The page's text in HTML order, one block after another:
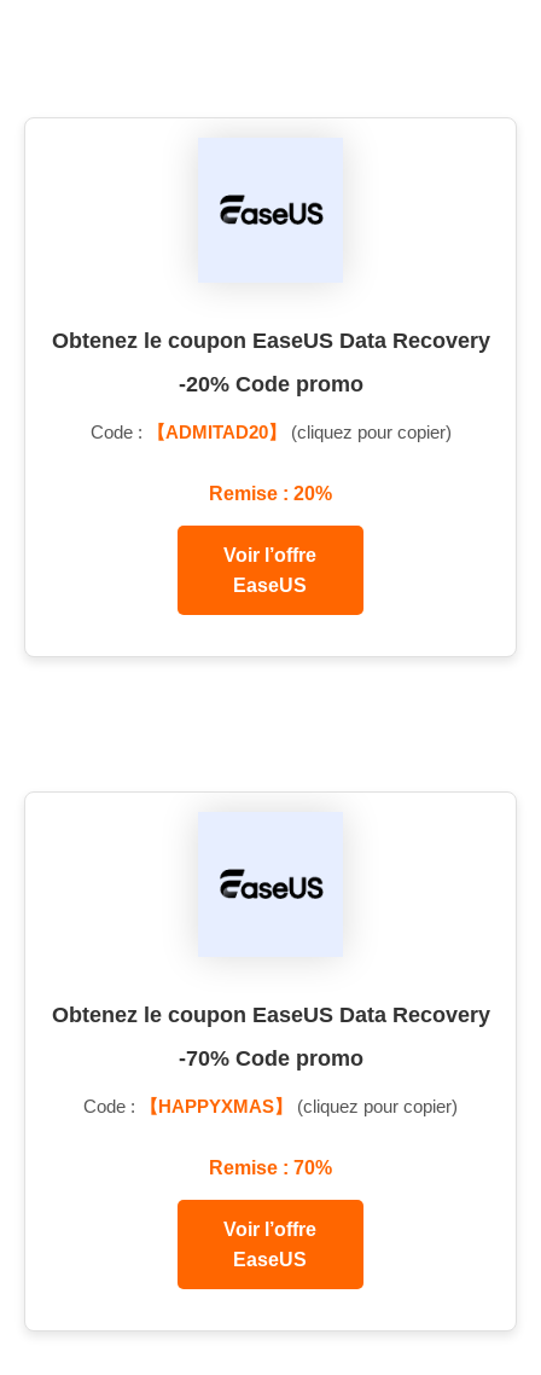
Obtenez le coupon EaseUS Data Recovery
-20% Code promo
Code : 【ADMITAD20】 (cliquez pour copier)
Remise : 20%
Voir l’offre
EaseUS
Obtenez le coupon EaseUS Data Recovery
-70% Code promo
Code : 【HAPPYXMAS】 (cliquez pour copier)
Remise : 70%
Voir l’offre
EaseUS